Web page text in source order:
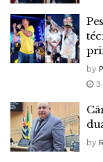
by
3
by